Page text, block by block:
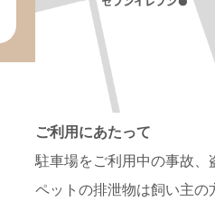
ご利用にあたって
駐車場をご利用中の事故、
ペットの排泄物は飼い主の